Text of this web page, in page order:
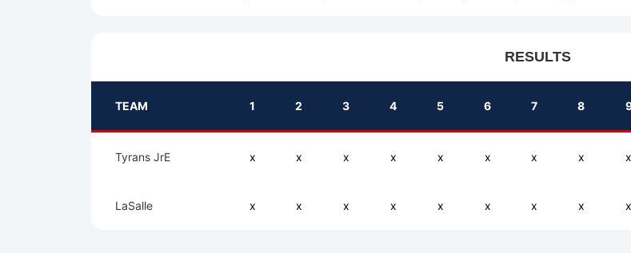
RESULTS
TEAM 1 2 3 4 5 6 7 8
Tyrans JrE x x x x x x x x x
LaSalle x x x x x x x x x